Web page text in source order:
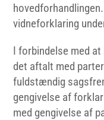
vidneforklaring
I forbindelse med
det aftalt med
fuldstændig
gengivelse af
med gengivelse af